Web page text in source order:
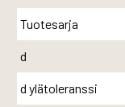
Tuotesarja
d
d ylätoleranssi